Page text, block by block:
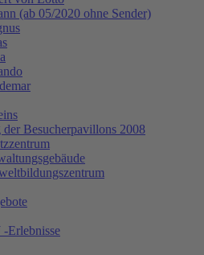
(ab 05/2020 ohne Sender)
der Besucherpavillons 2008
-Erlebnisse